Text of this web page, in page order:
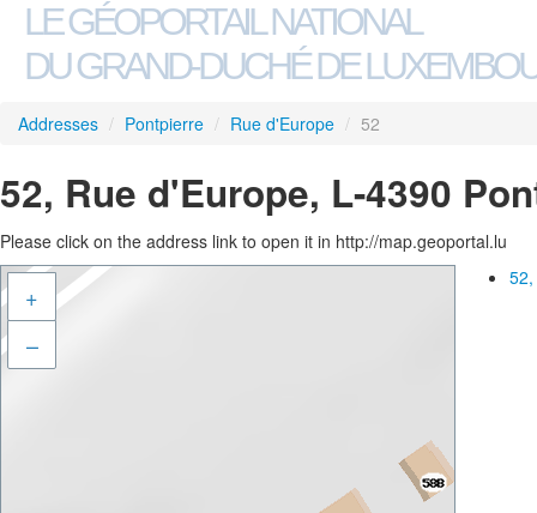
LE GÉOPORTAIL NATIONAL
DU GRAND-DUCHÉ DE
Addresses / Pontpierre / Rue d'Europe / 52
52, Rue d'Europe, L-4390
Please click on the address link to open it in http://map.geoportal.lu
+
–